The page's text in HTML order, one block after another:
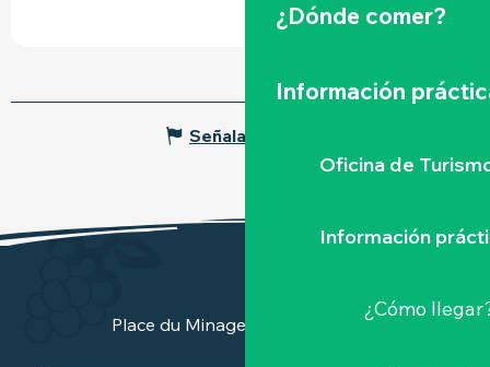
¿Dónde comer?
Información
Oficina de
Información
¿Cómo
Señalar un error
Place du Minage - 44190 Clisson